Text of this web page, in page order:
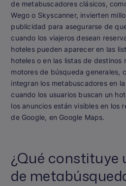
de metabuscadores clásicos,
Wego o Skyscanner, invierten
publicidad para asegurarse de
cuando los viajeros desean
hoteles pueden aparecer en las
hoteles o en las listas de destinos
motores de búsqueda generales,
integran los metabuscadores en
cuando los usuarios buscan un
los anuncios están visibles en los
de Google, en Google Maps.
¿Qué constituye
de